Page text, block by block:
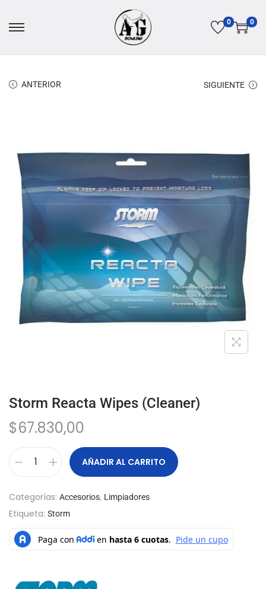
0 0
ANTERIOR SIGUIENTE
Storm Reacta Wipes (Cleaner)
$67.830,00
AÑADIR AL CARRITO
Categorías: Accesorios, Limpiadores
Etiqueta: Storm